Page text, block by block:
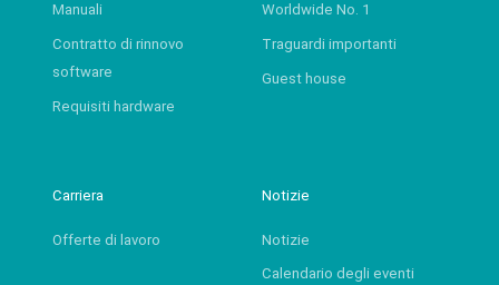
Manuali
Contratto di rinnovo
software
Requisiti hardware
Worldwide No. 1
Traguardi importanti
Guest house
Carriera
Offerte di lavoro
Notizie
Notizie
Calendario degli eventi